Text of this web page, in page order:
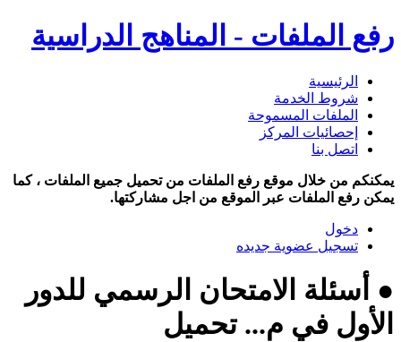
رفع الملفات - المناهج الدراسية
الرئيسية
شروط الخدمة
الملفات المسموحة
إحصائيات المركز
اتصل بنا
يمكنكم من خلال موقع رفع الملفات من تحميل جميع الملفات ، كما
يمكن رفع الملفات عبر الموقع من اجل مشاركتها.
دخول
تسجيل عضوية جديده
● أسئلة الامتحان الرسمي للدور
الأول في م... تحميل